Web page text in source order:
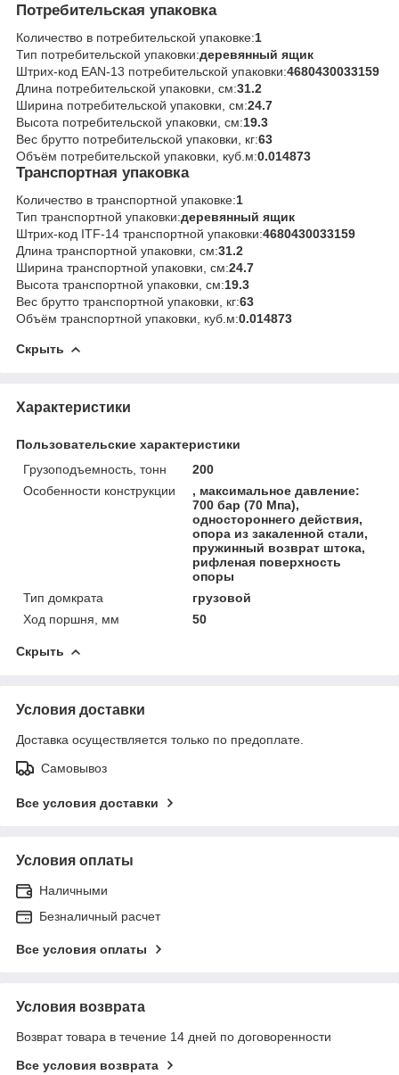
Потребительская упаковка
Количество в потребительской упаковке:1
Тип потребительской упаковки:деревянный ящик
Штрих-код EAN-13 потребительской упаковки:4680430033159
Длина потребительской упаковки, см:31.2
Ширина потребительской упаковки, см:24.7
Высота потребительской упаковки, см:19.3
Вес брутто потребительской упаковки, кг:63
Объём потребительской упаковки, куб.м:0.014873
Транспортная упаковка
Количество в транспортной упаковке:1
Тип транспортной упаковки:деревянный ящик
Штрих-код ITF-14 транспортной упаковки:4680430033159
Длина транспортной упаковки, см:31.2
Ширина транспортной упаковки, см:24.7
Высота транспортной упаковки, см:19.3
Вес брутто транспортной упаковки, кг:63
Объём транспортной упаковки, куб.м:0.014873
Скрыть
Характеристики
Пользовательские характеристики
Грузоподъемность, тонн
200
Особенности конструкции
, максимальное давление:
700 бар (70 Мпа),
одностороннего действия,
опора из закаленной стали,
пружинный возврат штока,
рифленая поверхность
опоры
Тип домкрата
грузовой
Ход поршня, мм
50
Скрыть
Условия доставки
Доставка осуществляется только по предоплате.
Самовывоз
Все условия доставки
Условия оплаты
Наличными
Безналичный расчет
Все условия оплаты
Условия возврата
Возврат товара в течение 14 дней по договоренности
Все условия возврата